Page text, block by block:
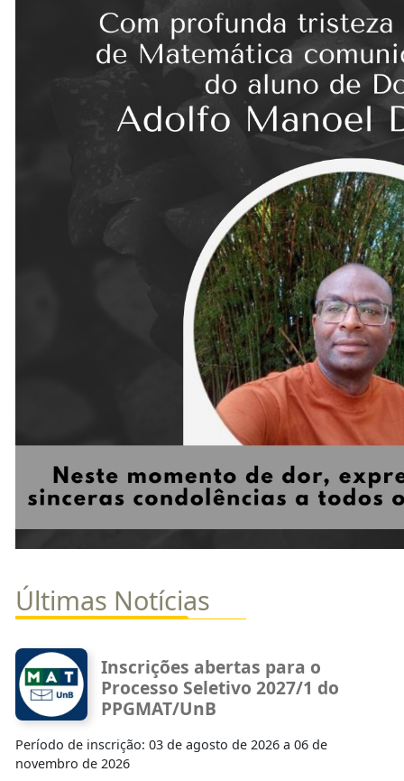
Últimas Notícias
Inscrições abertas para o
Processo Seletivo 2027/1 do
PPGMAT/UnB
Período de inscrição: 03 de agosto de 2026 a 06 de
novembro de 2026